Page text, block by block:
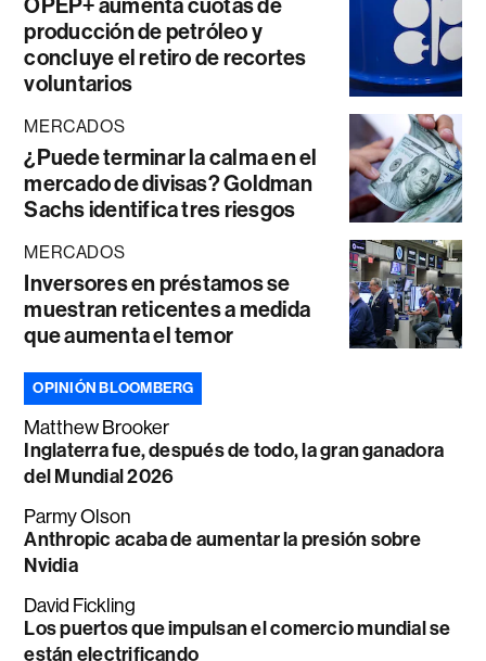
OPEP+ aumenta cuotas de
producción de petróleo y
concluye el retiro de recortes
voluntarios
MERCADOS
¿Puede terminar la calma en el
mercado de divisas? Goldman
Sachs identifica tres riesgos
MERCADOS
Inversores en préstamos se
muestran reticentes a medida
que aumenta el temor
OPINIÓN BLOOMBERG
Matthew Brooker
Inglaterra fue, después de todo, la gran ganadora
del Mundial 2026
Parmy Olson
Anthropic acaba de aumentar la presión sobre
Nvidia
David Fickling
Los puertos que impulsan el comercio mundial se
están electrificando